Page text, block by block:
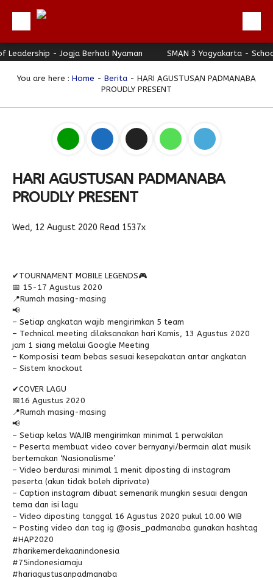
Beranda
Profil
Download
Bulletin
PPDB
Alumni
- Jogja Berhati Nyaman SMAN 3 Yogyakarta - School of
You are here : Home - Berita - HARI AGUSTUSAN PADMANABA
PROUDLY PRESENT
HARI AGUSTUSAN PADMANABA
PROUDLY PRESENT
Wed, 12 August 2020 Read 1537x
✔TOURNAMENT MOBILE LEGENDS🎮
📅 15-17 Agustus 2020
📍Rumah masing-masing
📢
– Setiap angkatan wajib mengirimkan 5 team
– Technical meeting dilaksanakan hari Kamis, 13 Agustus 2020
jam 1 siang melalui Google Meeting
– Komposisi team bebas sesuai kesepakatan antar angkatan
– Sistem knockout
✔COVER LAGU
📅16 Agustus 2020
📍Rumah masing-masing
📢
– Setiap kelas WAJIB mengirimkan minimal 1 perwakilan
– Peserta membuat video cover bernyanyi/bermain alat musik
bertemakan ‘Nasionalisme’
– Video berdurasi minimal 1 menit diposting di instagram
peserta (akun tidak boleh diprivate)
– Caption instagram dibuat semenarik mungkin sesuai dengan
tema dan isi lagu
– Video diposting tanggal 16 Agustus 2020 pukul 10.00 WIB
– Posting video dan tag ig @osis_padmanaba gunakan hashtag
#HAP2020
#harikemerdekaanindonesia
#75indonesiamaju
#hariagustusanpadmanaba